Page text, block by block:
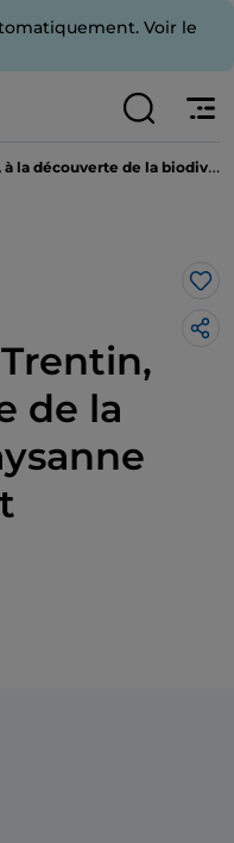
Voir le
biodiversité paysanne entre vallées et montagnes
de la